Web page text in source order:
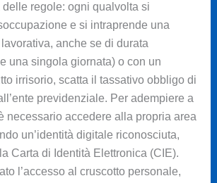
regole: ogni qualvolta si
e si intraprende una
anche se di durata
una singola giornata) o con un
irrisorio, scatta il tassativo obbligo di
previdenziale. Per adempiere a
necessario accedere alla propria area
un’identità digitale riconosciuta,
Carta di Identità Elettronica (CIE).
l’accesso al cruscotto personale,